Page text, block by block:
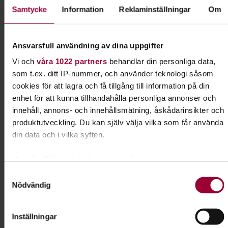
Samtycke Information Reklaminställningar Om
Ansvarsfull användning av dina uppgifter
Vi och våra 1022 partnersbehandlar din personliga data,
som t.ex. ditt IP-nummer, och använder teknologi såsom
cookies för att lagra och få tillgång till information på din
enhet för att kunna tillhandahålla personliga annonser och
innehåll, annons- och innehållsmätning, åskådarinsikter och
produktutveckling. Du kan själv välja vilka som får använda
din data och i vilka syften.
kan ha en noggrannhet på upp till flera meter
Ta reda på mer om hur dina personliga uppgifter behandlas
Nödvändig
Inställningar
Vilken kurs
Hundens namn, ras och födelsedatum
eventuell brukshundklubb.
Betalning av kursen:
Avgiften betalas antingen in på bg 5170-9251 eller direkt till
instruktören.
Kom ihåg att ange namn och fullständigt personnummer på
den som är ordinarie medlem och på den som ska bli
Helen Stened
Oskarströms Brukshundklubb